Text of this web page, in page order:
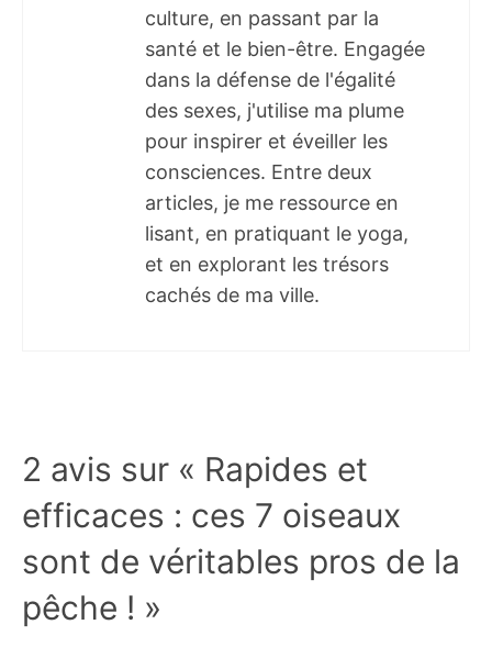
culture, en passant par la
santé et le bien-être. Engagée
dans la défense de l'égalité
des sexes, j'utilise ma plume
pour inspirer et éveiller les
consciences. Entre deux
articles, je me ressource en
lisant, en pratiquant le yoga,
et en explorant les trésors
cachés de ma ville.
2 avis sur « Rapides et
efficaces : ces 7 oiseaux
sont de véritables pros de la
pêche ! »